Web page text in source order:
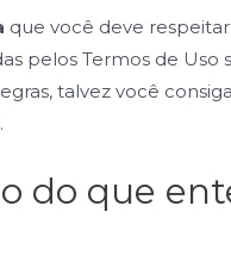
que você deve
pelos Termos de Uso
talvez você
do que